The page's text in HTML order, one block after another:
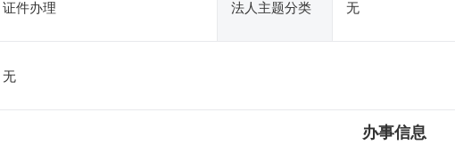
证件办理 法人主题分类 无
无
办事信息